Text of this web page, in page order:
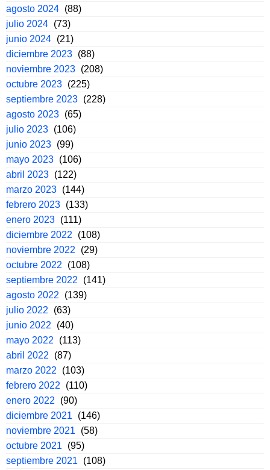
agosto 2024 (88)
julio 2024 (73)
junio 2024 (21)
diciembre 2023 (88)
noviembre 2023 (208)
octubre 2023 (225)
septiembre 2023 (228)
agosto 2023 (65)
julio 2023 (106)
junio 2023 (99)
mayo 2023 (106)
abril 2023 (122)
marzo 2023 (144)
febrero 2023 (133)
enero 2023 (111)
diciembre 2022
(108)
noviembre 2022
(29)
octubre 2022
(108)
septiembre 2022
(141)
agosto 2022
(139)
julio 2022
(63)
junio 2022
(40)
mayo 2022
(113)
abril 2022
(87)
marzo 2022
(103)
febrero 2022
(110)
enero 2022
(90)
diciembre 2021
(146)
noviembre 2021
(58)
octubre 2021
(95)
septiembre 2021
(108)